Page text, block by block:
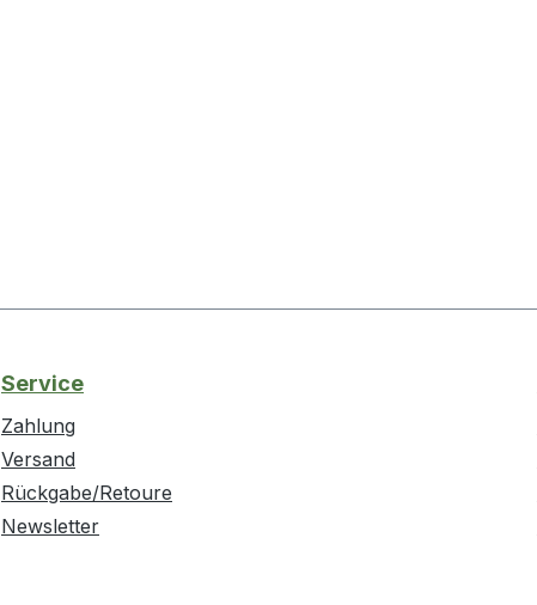
Service
Zahlung
Versand
Rückgabe/Retoure
Newsletter